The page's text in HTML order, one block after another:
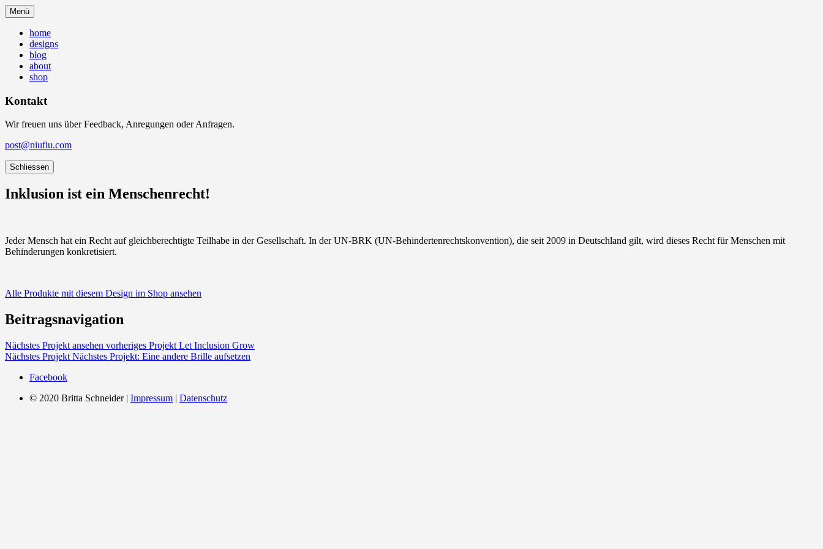
Menü
home
designs
blog
about
shop
Kontakt
Wir freuen uns über Feedback, Anregungen oder Anfragen.
post@niufiu.com
Schliessen
Inklusion ist ein Menschenrecht!
Jeder Mensch hat ein Recht auf gleichberechtigte Teilhabe in der Gesellschaft. In der UN-BRK (UN-Behindertenrechtskonvention), die seit 2009 in Deutschland gilt, wird dieses Recht für Menschen mit
Behinderungen konkretisiert.
Alle Produkte mit diesem Design im Shop ansehen
Beitragsnavigation
Nächstes Projekt ansehen vorheriges Projekt Let Inclusion Grow
Nächstes Projekt Nächstes Projekt: Eine andere Brille aufsetzen
Facebook
© 2020 Britta Schneider | Impressum | Datenschutz